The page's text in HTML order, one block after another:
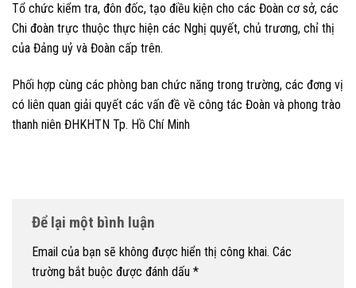
Tổ chức kiểm tra, đôn đốc, tạo điều kiện cho các Đoàn cơ sở, các
Chi đoàn trực thuộc thực hiện các Nghị quyết, chủ trương, chỉ thị
của Đảng uỷ và Đoàn cấp trên.
Phối hợp cùng các phòng ban chức năng trong trường, các đơng vị
có liên quan giải quyết các vấn đề về công tác Đoàn và phong trào
thanh niên ĐHKHTN Tp. Hồ Chí Minh
Để lại một bình luận
Email của bạn sẽ không được hiển thị công khai. Các
trường bắt buộc được đánh dấu *